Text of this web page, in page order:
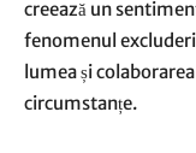
creează un
fenomenul
lumea și
circumstanțe.